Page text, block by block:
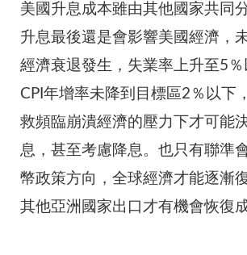
美國升息成本雖由其他國家共同
升息最後還是會影響美國經濟，
經濟衰退發生，失業率上升至5
CPI年增率未降到目標區2％以下
救頻臨崩潰經濟的壓力下才可能
息，甚至考慮降息。也只有聯準
幣政策方向，全球經濟才能逐漸
其他亞洲國家出口才有機會恢復成